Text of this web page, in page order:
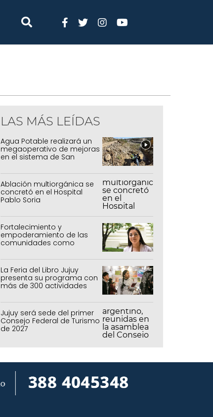
LAS MÁS LEÍDAS
Agua Potable realizará un
megaoperativo de mejoras
en el sistema de San
Ablación multiorgánica se
concretó en el Hospital
Pablo Soria
Fortalecimiento y
empoderamiento de las
comunidades como
La Feria del Libro Jujuy
presenta su programa con
más de 300 actividades
Jujuy será sede del primer
Consejo Federal de Turismo
de 2027